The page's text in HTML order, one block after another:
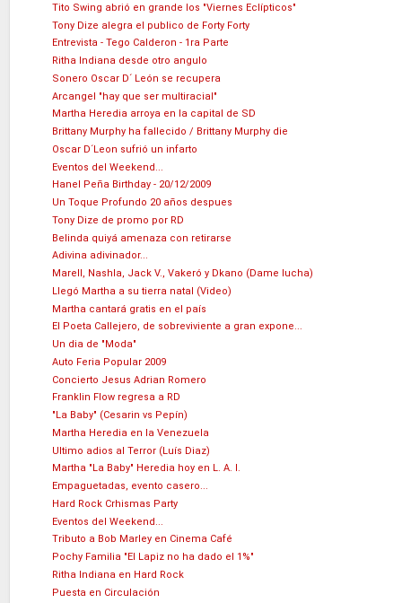
Tito Swing abrió en grande los "Viernes Eclípticos"
Tony Dize alegra el publico de Forty Forty
Entrevista - Tego Calderon - 1ra Parte
Ritha Indiana desde otro angulo
Sonero Oscar D´ León se recupera
Arcangel "hay que ser multiracial"
Martha Heredia arroya en la capital de SD
Brittany Murphy ha fallecido / Brittany Murphy die
Oscar D´Leon sufrió un infarto
Eventos del Weekend...
Hanel Peña Birthday - 20/12/2009
Un Toque Profundo 20 años despues
Tony Dize de promo por RD
Belinda quiyá amenaza con retirarse
Adivina adivinador...
Marell, Nashla, Jack V., Vakeró y Dkano (Dame lucha)
Llegó Martha a su tierra natal (Video)
Martha cantará gratis en el país
El Poeta Callejero, de sobreviviente a gran expone...
Un dia de "Moda"
Auto Feria Popular 2009
Concierto Jesus Adrian Romero
Franklin Flow regresa a RD
"La Baby" (Cesarin vs Pepín)
Martha Heredia en la Venezuela
Ultimo adios al Terror (Luís Diaz)
Martha "La Baby" Heredia hoy en L. A. I.
Empaguetadas, evento casero...
Hard Rock Crhismas Party
Eventos del Weekend...
Tributo a Bob Marley en Cinema Café
Pochy Familia "El Lapiz no ha dado el 1%"
Ritha Indiana en Hard Rock
Puesta en Circulación